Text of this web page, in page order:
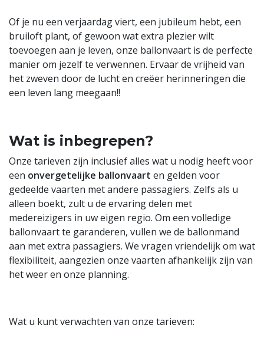
Of je nu een verjaardag viert, een jubileum hebt, een
bruiloft plant, of gewoon wat extra plezier wilt
toevoegen aan je leven, onze ballonvaart is de perfecte
manier om jezelf te verwennen. Ervaar de vrijheid van
het zweven door de lucht en creëer herinneringen die
een leven lang meegaan!!
Wat is inbegrepen?
Onze tarieven zijn inclusief alles wat u nodig heeft voor
een onvergetelijke ballonvaart en gelden voor
gedeelde vaarten met andere passagiers. Zelfs als u
alleen boekt, zult u de ervaring delen met
medereizigers in uw eigen regio. Om een volledige
ballonvaart te garanderen, vullen we de ballonmand
aan met extra passagiers. We vragen vriendelijk om wat
flexibiliteit, aangezien onze vaarten afhankelijk zijn van
het weer en onze planning.
Wat u kunt verwachten van onze tarieven: